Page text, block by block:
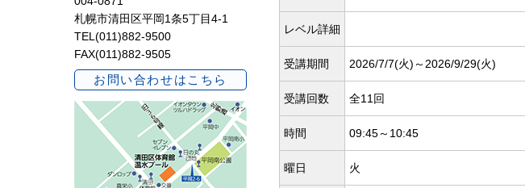
札幌市清田区平岡1条5丁目4-1
TEL(011)882-9500
FAX(011)882-9505
お問い合わせはこちら
レベル詳細
受講期間 2026/7/7(火)～2026/9/29(火)
受講回数 全11回
時間 09:45～10:45
曜日 火